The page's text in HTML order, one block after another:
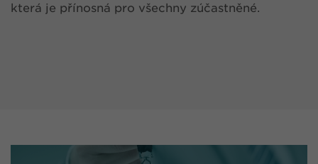
která je přínosná pro všechny zúčastněné.